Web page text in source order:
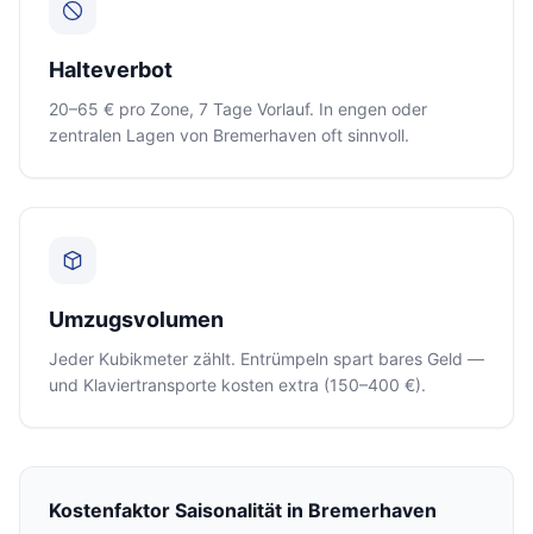
Halteverbot
20–65 € pro Zone, 7 Tage Vorlauf. In engen oder
zentralen Lagen von Bremerhaven oft sinnvoll.
Umzugsvolumen
Jeder Kubikmeter zählt. Entrümpeln spart bares Geld —
und Klaviertransporte kosten extra (150–400 €).
Kostenfaktor Saisonalität in Bremerhaven